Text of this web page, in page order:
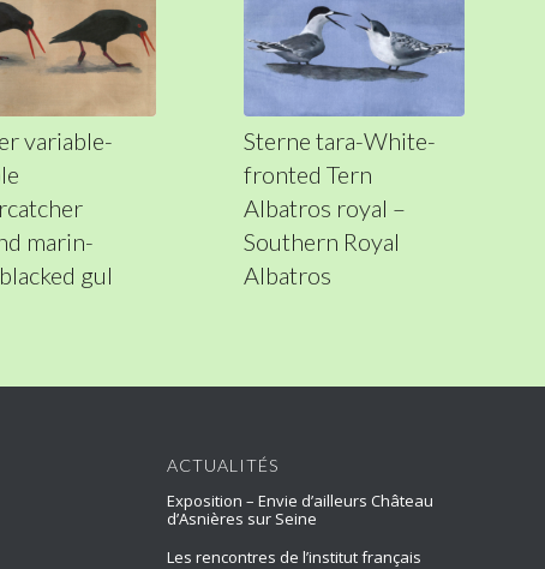
variable-
marin-
gul
Sterne tara-White-
fronted Tern
Albatros royal –
Southern Royal
Albatros
ACTUALITÉS
Exposition – Envie d’ailleurs Château
d’Asnières sur Seine
Les rencontres de l’institut français